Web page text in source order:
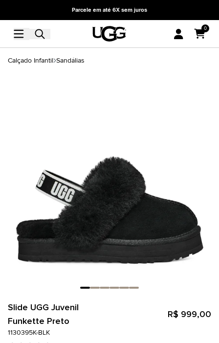
Parcele em até 6X sem juros
0
Calçado Infantil Sandálias
Slide UGG Juvenil
Funkette Preto
R$ 999,00
1130395K-BLK